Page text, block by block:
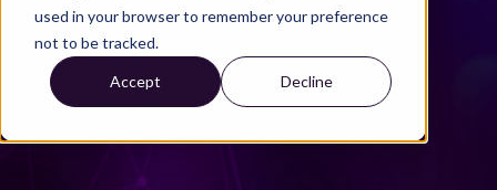
used in your browser to remember your preference
not to be tracked.
Accept Decline
全部 活动资讯 文章 汽车行业新闻
基础设施新闻